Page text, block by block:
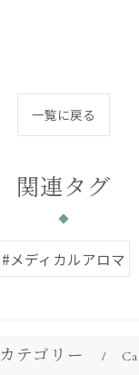
一覧に戻る
関連タグ
#メディカルアロマ
カテゴリー